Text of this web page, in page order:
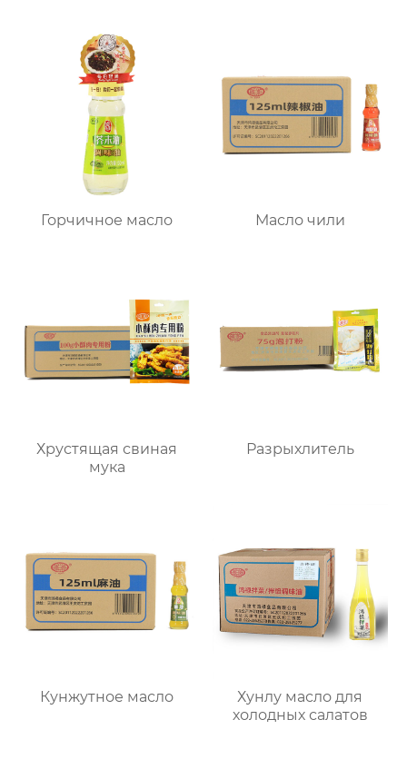
Горчичное масло Масло чили
Хрустящая свиная
мука
Разрыхлитель
Кунжутное масло
Хунлу масло для
холодных салатов